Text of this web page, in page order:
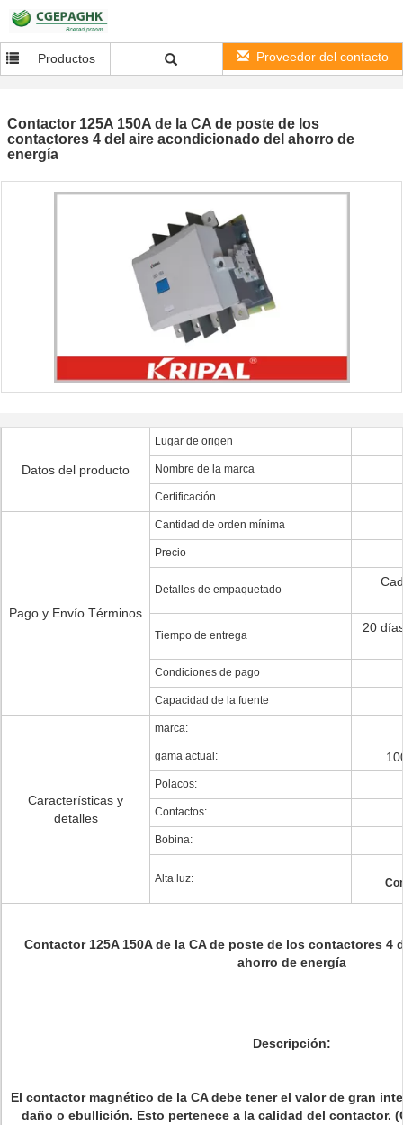
Productos Proveedor del contacto
Contactor 125A 150A de la CA de poste de los
contactores 4 del aire acondicionado del ahorro de
energía
Datos del producto
Lugar de origen
Nombre de la marca
Certificación
Pago y Envío Términos
Cantidad de orden mínima
Precio
Detalles de empaquetado
Tiempo de entrega
20
Condiciones de pago
Capacidad de la fuente
Características y
detalles
marca:
gama actual:
Polacos:
Contactos:
Bobina:
Alta luz:
Contactor 125A 150A de la CA de poste de los contactores 4
ahorro de energía
Descripción:
El contactor magnético de la CA debe tener el valor de gran
daño o ebullición. Esto pertenece a la calidad del contactor.